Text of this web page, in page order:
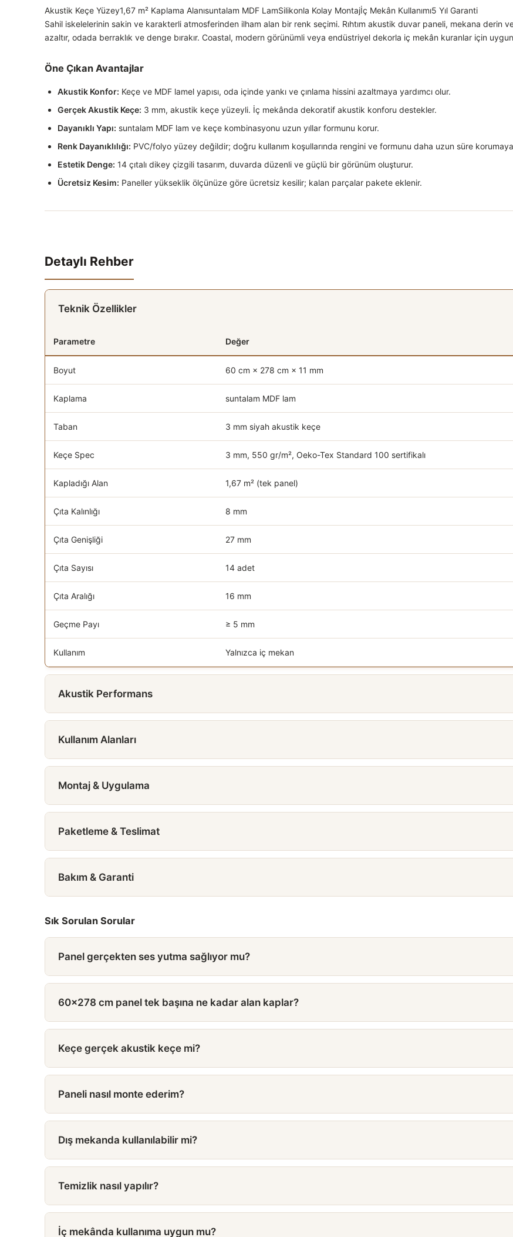
Akustik Keçe Yüzey1,67 m² Kaplama Alanısuntalam MDF LamSilikonla Kolay Montajİç Mekân Kullanımı5 Yıl Garanti
Sahil iskelelerinin sakin ve karakterli atmosferinden ilham alan bir renk seçimi. Rıhtım akustik duvar paneli, mekana derin
azaltır, odada berraklık ve denge bırakır. Coastal, modern görünümli veya endüstriyel dekorla iç mekân kuranlar için
Öne Çıkan Avantajlar
Akustik Konfor: Keçe ve MDF lamel yapısı, oda içinde yankı ve çınlama hissini azaltmaya yardımcı olur.
Gerçek Akustik Keçe: 3 mm, akustik keçe yüzeyli. İç mekânda dekoratif akustik konforu destekler.
Dayanıklı Yapı: suntalam MDF lam ve keçe kombinasyonu uzun yıllar formunu korur.
Renk Dayanıklılığı: PVC/folyo yüzey değildir; doğru kullanım koşullarında rengini ve formunu daha uzun süre korumaya
Estetik Denge: 14 çıtalı dikey çizgili tasarım, duvarda düzenli ve güçlü bir görünüm oluşturur.
Ücretsiz Kesim: Paneller yükseklik ölçünüze göre ücretsiz kesilir; kalan parçalar pakete eklenir.
Detaylı Rehber
Teknik Özellikler
Parametre Değer
Boyut 60 cm × 278 cm × 11 mm
Kaplama suntalam MDF lam
Taban 3 mm siyah akustik keçe
Keçe Spec 3 mm, 550 gr/m², Oeko-Tex Standard 100 sertifikalı
Kapladığı Alan 1,67 m² (tek panel)
Çıta Kalınlığı 8 mm
Çıta Genişliği 27 mm
Çıta Sayısı 14 adet
Çıta Aralığı 16 mm
Geçme Payı ≥ 5 mm
Kullanım Yalnızca iç mekan
Akustik Performans
Kullanım Alanları
Montaj & Uygulama
Paketleme & Teslimat
Bakım & Garanti
Sık Sorulan Sorular
Panel gerçekten ses yutma sağlıyor mu?
60×278 cm panel tek başına ne kadar alan kaplar?
Keçe gerçek akustik keçe mi?
Paneli nasıl monte ederim?
Dış mekanda kullanılabilir mi?
Temizlik nasıl yapılır?
İç mekânda kullanıma uygun mu?